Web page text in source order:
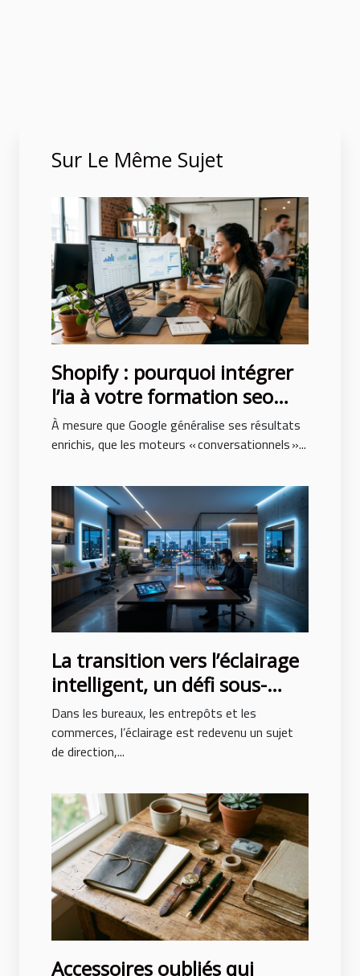
Sur Le Même Sujet
Shopify : pourquoi intégrer
l’ia à votre formation seo
n’est plus optionnel
À mesure que Google généralise ses résultats
enrichis, que les moteurs « conversationnels »...
La transition vers l’éclairage
intelligent, un défi sous-
estimé des entreprises
modernes
Dans les bureaux, les entrepôts et les
commerces, l’éclairage est redevenu un sujet
de direction,...
Accessoires oubliés qui